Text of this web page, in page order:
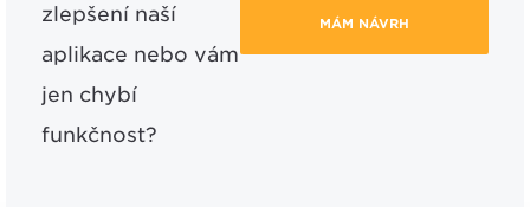
zlepšení naší
aplikace nebo vám
jen chybí
funkčnost?
MÁM NÁVRH